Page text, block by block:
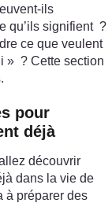
ils
qu’ils signifient ?
ce que veulent
» ? Cette section
pour
déjà
découvrir
dans la vie de
à préparer des